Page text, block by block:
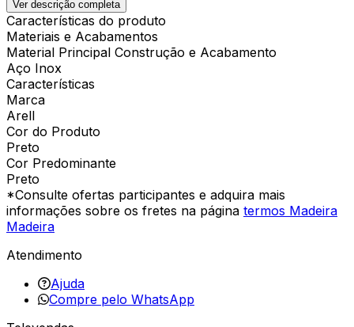
Ver descrição completa
Características do produto
Materiais e Acabamentos
Material Principal Construção e Acabamento
Aço Inox
Características
Marca
Arell
Cor do Produto
Preto
Cor Predominante
Preto
*Consulte ofertas participantes e adquira mais
informações sobre os fretes na página termos Madeira
Madeira
Atendimento
Ajuda
Compre pelo WhatsApp